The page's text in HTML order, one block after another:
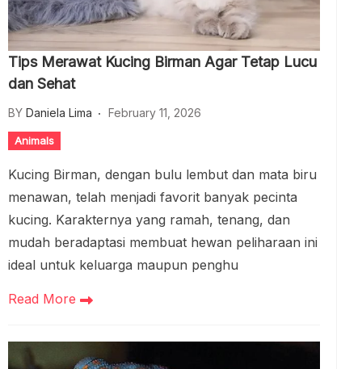
Tips Merawat Kucing Birman Agar Tetap Lucu
dan Sehat
BY Daniela Lima February 11, 2026
Animals
Kucing Birman, dengan bulu lembut dan mata biru
menawan, telah menjadi favorit banyak pecinta
kucing. Karakternya yang ramah, tenang, dan
mudah beradaptasi membuat hewan peliharaan ini
ideal untuk keluarga maupun penghu
Read More